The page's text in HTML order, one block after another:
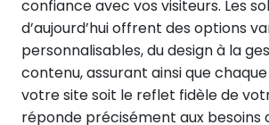
confiance avec vos visiteurs. Les
d’aujourd’hui offrent des options
personnalisables, du design à la
contenu, assurant ainsi que
votre site soit le reflet fidèle de
réponde précisément aux besoins